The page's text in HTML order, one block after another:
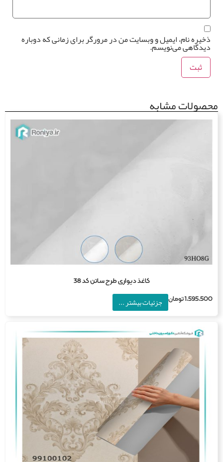
نام، ایمیل و وبسایت من در مرورگر برای زمانی که دوباره
می‌نویسم.
مشابه
کاغذ دیواری طرح ساتن کد 38
تومان جزئیات بیشتر ...